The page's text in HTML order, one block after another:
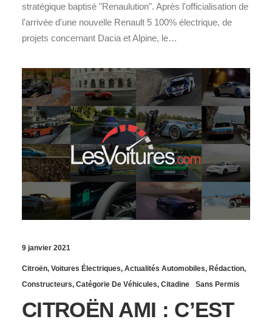
stratégique baptisé "Renaulution". Après l'officialisation de
l'arrivée d'une nouvelle Renault 5 100% électrique, de
projets concernant Dacia et Alpine, le…
9 janvier 2021
Citroën, Voitures Électriques, Actualités Automobiles, Rédaction,
Constructeurs, Catégorie De Véhicules, Citadine Sans Permis
CITROËN AMI : C’EST